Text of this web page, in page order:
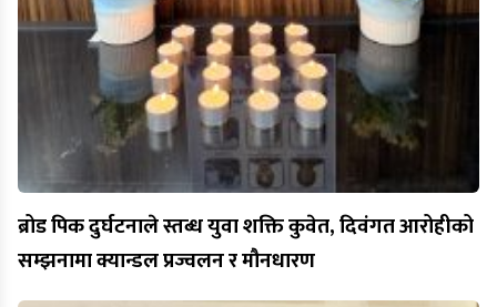
ब्रोड पिक दुर्घटनाले स्तब्ध युवा शक्ति कुवेत, दिवंगत आरोहीको
सम्झनामा क्यान्डल प्रज्वलन र मौनधारण